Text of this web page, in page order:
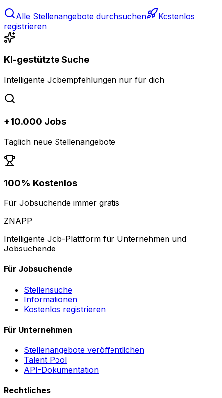
Alle Stellenangebote durchsuchen
Kostenlos
registrieren
KI-gestützte Suche
Intelligente Jobempfehlungen nur für dich
+10.000 Jobs
Täglich neue Stellenangebote
100% Kostenlos
Für Jobsuchende immer gratis
ZNAPP
Intelligente Job-Plattform für Unternehmen und
Jobsuchende
Für Jobsuchende
Stellensuche
Informationen
Kostenlos registrieren
Für Unternehmen
Stellenangebote veröffentlichen
Talent Pool
API-Dokumentation
Rechtliches